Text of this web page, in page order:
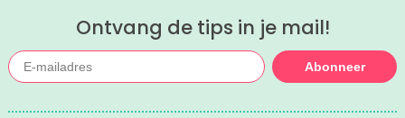
Ontvang de tips in je mail!
Abonneer